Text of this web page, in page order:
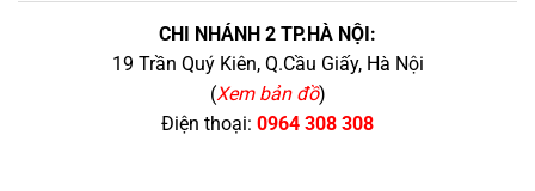
CHI NHÁNH 2 TP.HÀ NỘI:
19 Trần Quý Kiên, Q.Cầu Giấy, Hà Nội
(Xem bản đồ)
Điện thoại: 0964 308 308